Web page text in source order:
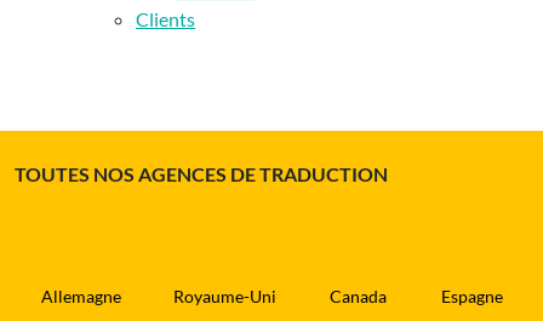
Clients
TOUTES NOS AGENCES DE TRADUCTION
Allemagne Royaume-Uni Canada Espagne